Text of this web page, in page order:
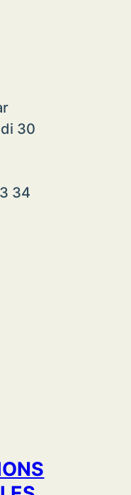
30
34